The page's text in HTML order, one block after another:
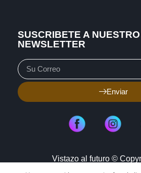
SUSCRIBETE A NUESTRO
NEWSLETTER
Enviar
Vistazo al futuro ©